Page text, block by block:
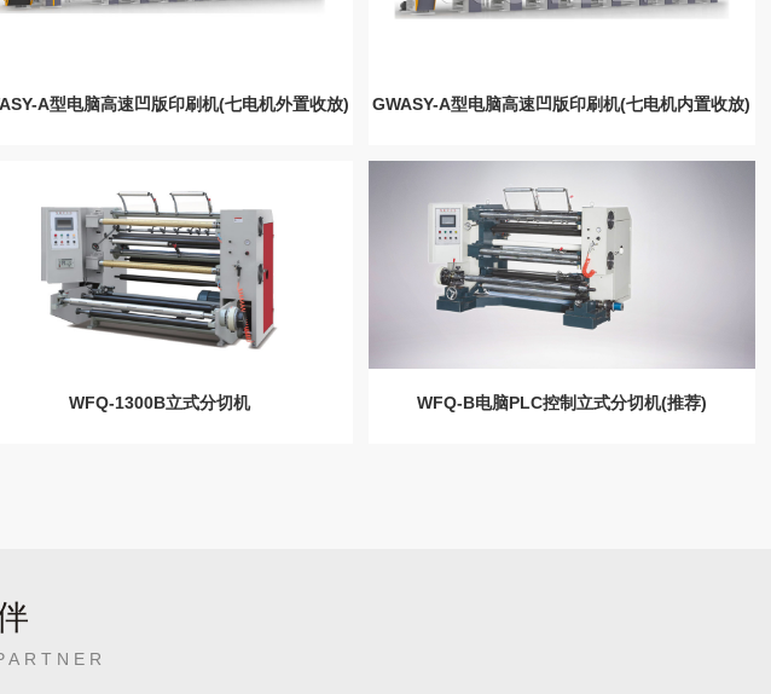
A型电脑高速凹版印刷机(七电机外置收放) GWASY-A型电脑高速凹版印刷机(七电机内置收放)
WFQ-1300B立式分切机 WFQ-B电脑PLC控制立式分切机(推荐)